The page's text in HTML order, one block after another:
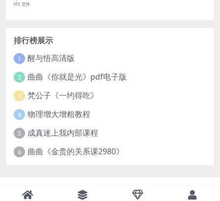
排行榜展示
1 醒与悟高清版
2 曲曲《你就是光》pdf电子版
3 梵公子《一约得吃》
4 物理增大增粗教程
5 成真迷上我内部课程
6 曲曲《金贵的关系课2980》